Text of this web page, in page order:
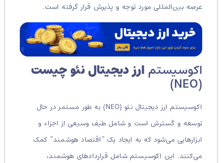
عرصه بین‌المللی مورد توجه و پذیرش قرار گرفته است.
اکوسیستمارز دیجیتال نئو چیست
اکوسیستم ارز دیجیتال نئو (NEO) به طور مستمر در حال
توسعه و گسترش است و شامل طیف وسیعی از اجزاء و
ابزارهایی می‌شود که به ایجاد یک “اقتصاد هوشمند” کمک
می‌کنند. این اکوسیستم شامل قراردادهای هوشمند،